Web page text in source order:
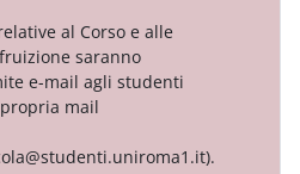
al Corso e alle
saranno
e-mail agli studenti
mail